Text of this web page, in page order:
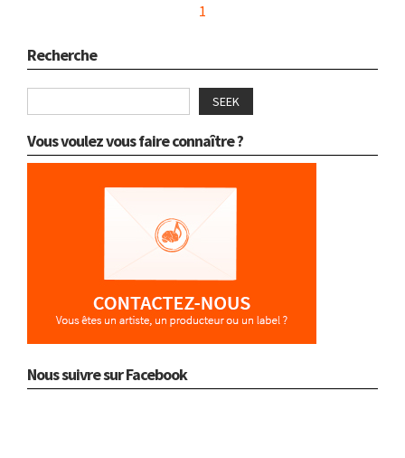
1
Recherche
SEEK
Vous voulez vous faire connaître ?
Nous suivre sur Facebook